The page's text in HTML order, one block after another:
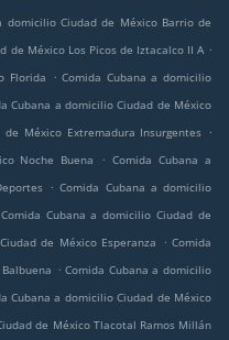
domicilio Ciudad de México Barrio de
de México Los Picos de Iztacalco II A .
Florida
. Comida Cubana a domicilio
Cubana a domicilio Ciudad de México
México Extremadura Insurgentes .
Noche Buena
. Comida Cubana a
. Comida Cubana a domicilio
Comida Cubana a domicilio Ciudad de
de México Esperanza . Comida
. Comida Cubana a domicilio
Cubana a domicilio Ciudad de México
de México Tlacotal Ramos Millán